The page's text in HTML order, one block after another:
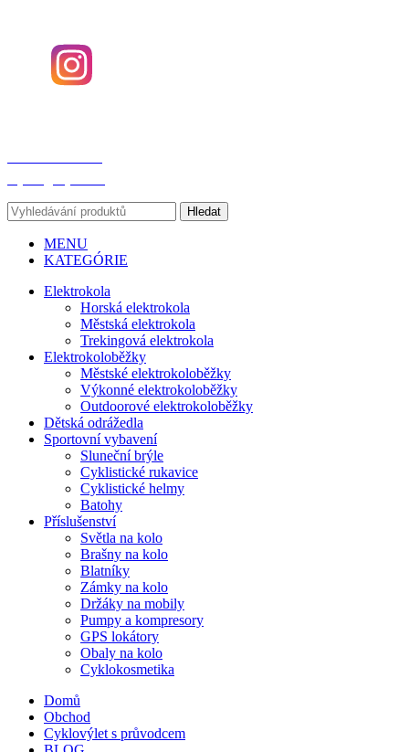
Hledat
MENU
KATEGÓRIE
Elektrokola
Horská elektrokola
Městská elektrokola
Trekingová elektrokola
Elektrokoloběžky
Městské elektrokoloběžky
Výkonné elektrokoloběžky
Outdoorové elektrokoloběžky
Dětská odrážedla
Sportovní vybavení
Sluneční brýle
Cyklistické rukavice
Cyklistické helmy
Batohy
Příslušenství
Světla na kolo
Brašny na kolo
Blatníky
Zámky na kolo
Držáky na mobily
Pumpy a kompresory
GPS lokátory
Obaly na kolo
Cyklokosmetika
Domů
Obchod
Cyklovýlet s průvodcem